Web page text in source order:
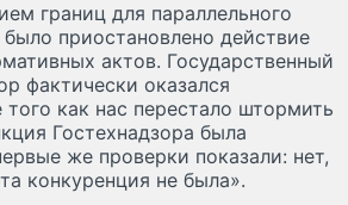
границ для параллельного
приостановлено действие
актов. Государственный
фактически оказался
как нас перестало штормить
Гостехнадзора была
же проверки показали: нет,
конкуренция не была».